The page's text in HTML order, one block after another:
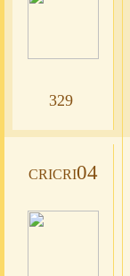
329
cricri04